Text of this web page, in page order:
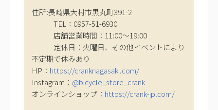
住所:長崎県大村市黒丸町391-2
TEL：0957-51-6930
店舗営業時間：11:00～19:00
定休日：火曜日、その他イベントにより
不定期で休みあり
HP： https://cranknagasaki.com/
Instagram： @bicycle_store_crank
オンラインショップ： https://crank-jp.com/